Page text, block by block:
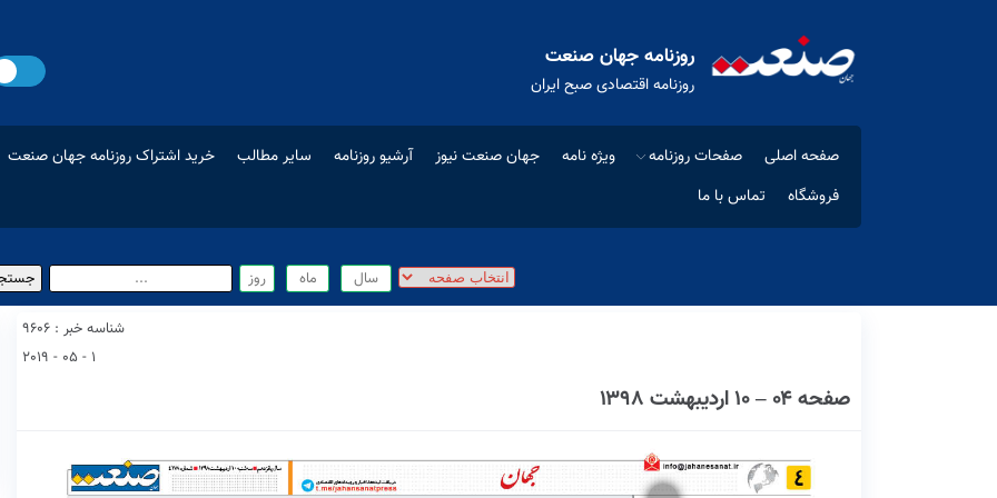
روزنامه جهان صنعت
روزنامه اقتصادی صبح ایران
صفحه اصلی صفحات روزنامه ویژه نامه جهان صنعت نیوز آرشیو روزنامه سایر مطالب
خرید اشتراک روزنامه جهان صنعت
فروشگاه
تماس با ما
شناسه خبر : 9606
1 - 05 - 2019
صفحه ۰۴ – ۱۰ اردیبهشت ۱۳۹۸